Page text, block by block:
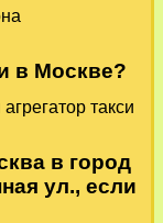
в Москве?
такси
в город
ул., если